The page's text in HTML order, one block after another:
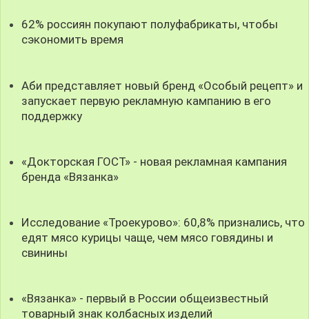
62% россиян покупают полуфабрикаты, чтобы
сэкономить время
Аби представляет новый бренд «Особый рецепт» и
запускает первую рекламную кампанию в его
поддержку
«Докторская ГОСТ» - новая рекламная кампания
бренда «Вязанка»
Исследование «Троекурово»: 60,8% признались, что
едят мясо курицы чаще, чем мясо говядины и
свинины
«Вязанка» - первый в России общеизвестный
товарный знак колбасных изделий